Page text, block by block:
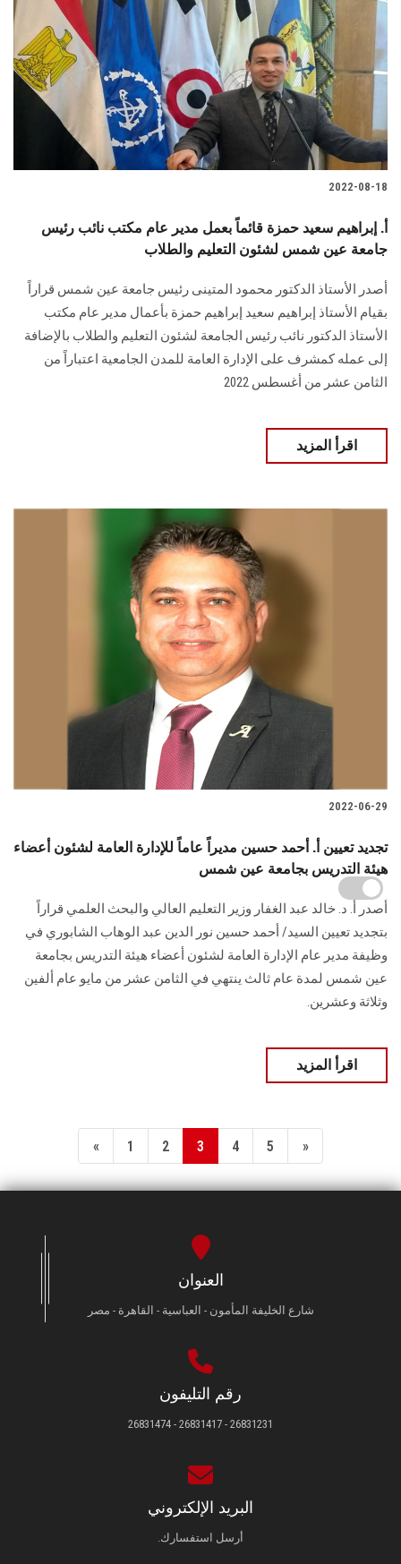
2022-08-18
أ. إبراهيم سعيد حمزة قائماً بعمل مدير عام مكتب نائب رئيس
جامعة عين شمس لشئون التعليم والطلاب
أصدر الأستاذ الدكتور محمود المتينى رئيس جامعة عين شمس قراراً
بقيام الأستاذ إبراهيم سعيد إبراهيم حمزة بأعمال مدير عام مكتب
الأستاذ الدكتور نائب رئيس الجامعة لشئون التعليم والطلاب بالإضافة
إلى عمله كمشرف على الإدارة العامة للمدن الجامعية اعتباراً من
الثامن عشر من أغسطس 2022
اقرأ المزيد
2022-06-29
تجديد تعيين أ. أحمد حسين مديراً عاماً للإدارة العامة لشئون أعضاء
هيئة التدريس بجامعة عين شمس
أصدر أ. د. خالد عبد الغفار وزير التعليم العالي والبحث العلمي قراراً
بتجديد تعيين السيد/ أحمد حسين نور الدين عبد الوهاب الشابوري في
وظيفة مدير عام الإدارة العامة لشئون أعضاء هيئة التدريس بجامعة
عين شمس لمدة عام ثالث ينتهي في الثامن عشر من مايو عام ألفين
وثلاثة وعشرين.
اقرأ المزيد
« 1 2 3 4 5 »
العنوان
شارع الخليفة المأمون - العباسية - القاهرة - مصر
رقم التليفون
26831231 - 26831417 - 26831474
البريد الإلكتروني
أرسل استفسارك.